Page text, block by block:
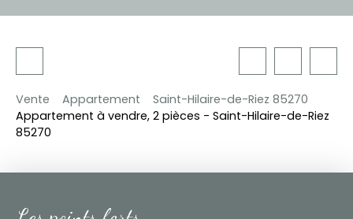
Vente Appartement
Saint-Hilaire-de-Riez 85270
Appartement à vendre, 2 pièces - Saint-Hilaire-de-Riez
85270